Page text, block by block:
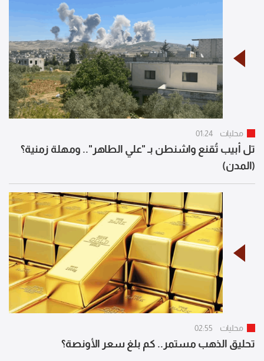
محليات 01:24
تل أبيب تُقنع واشنطن بـ "علي الطاهر".. ومهلة زمنية؟
(المدن)
محليات 02:55
تحليق الذهب مستمر.. كم بلغ سعر الأونصة؟